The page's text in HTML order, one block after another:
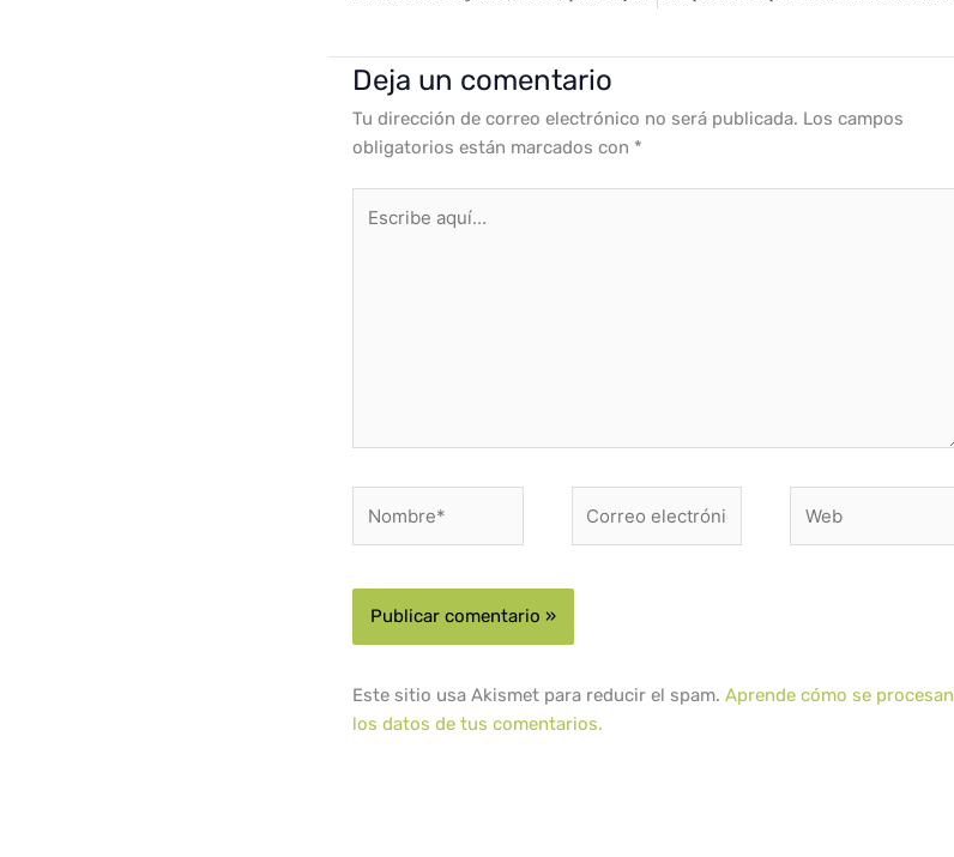
Deja un comentario
Tu dirección de correo electrónico no será publicada. Los campos
obligatorios están marcados con *
aquí...
electrónico*
Este sitio usa Akismet para reducir el spam.Aprende cómo se procesan
los datos de tus comentarios.